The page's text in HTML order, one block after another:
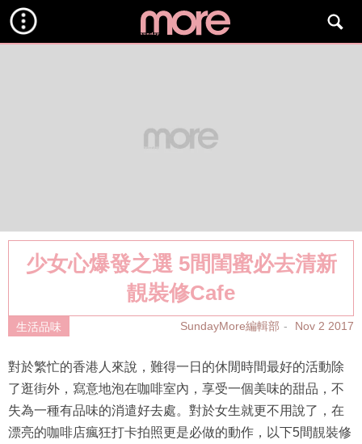
少女心爆發之選 5間閨蜜必去清新
靚裝修Cafe
生活品味 SundayMore編輯部 Nov 2 2017
對於繁忙的香港人來說，難得一日的休閒時間最好的活動除
了逛街外，寫意地泡在咖啡室內，享受一個美味的甜品，不
失為一種有品味的消遣好去處。對於女生就更不用說了，在
漂亮的咖啡店瘋狂打卡拍照更是必做的動作，以下5間靚裝修